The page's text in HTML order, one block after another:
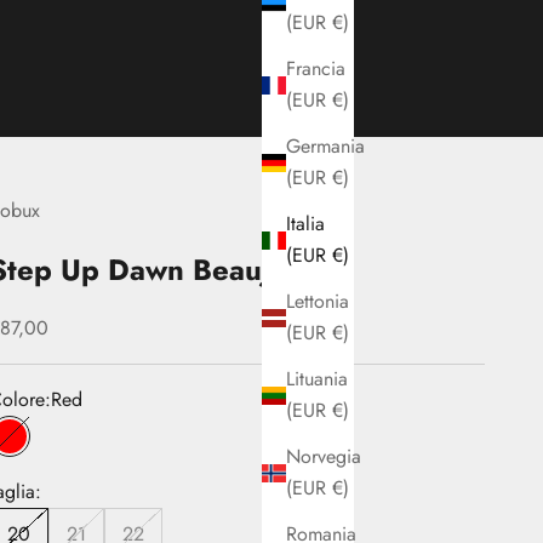
(EUR €)
Francia
(EUR €)
Germania
(EUR €)
Italia
(EUR €)
Lettonia
(EUR €)
Lituania
(EUR €)
Norvegia
(EUR €)
Romania
Up Dawn Beaujolias
scontato
Red
Red
20
21 22